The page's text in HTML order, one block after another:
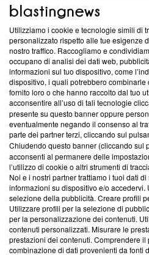
ABOUT
Questa sezione offre
News, sui nostri processi
creare news di qualità. Inoltre,
‘Trust Project - News with Integrity’
ancora membro del programma,
parte; Trust Project non ha
conformità agli standard.
Su di noi
Team editoriale
Corporate
Redazione
Informativa Privacy
Cookie Policy
Utilizziamo i cookie e tecnologie simili di
personalizzato rispetto alle tue esigenze
nostro traffico. Raccogliamo e
occupano di analisi dei dati web,
informazioni sul tuo dispositivo, come
dispositivo, i quali potrebbero
fornito loro o che hanno raccolto dal tuo
acconsentire all’uso di tali tecnologie
presente su questo banner oppure
eventualmente negando il consenso al
parte dei partner terzi, cliccando sul
Chiudendo questo banner (cliccando sul
acconsenti al permanere delle
l’utilizzo di cookie o altri strumenti di
Noi e i nostri partner trattiamo i tuoi dati
informazioni su dispositivo e/o accedervi.
selezione della pubblicità. Creare profili
Utilizzare profili per la selezione di
per la personalizzazione dei contenuti.
contenuti personalizzati. Misurare le
prestazioni dei contenuti. Comprendere
combinazione di dati provenienti da fonti